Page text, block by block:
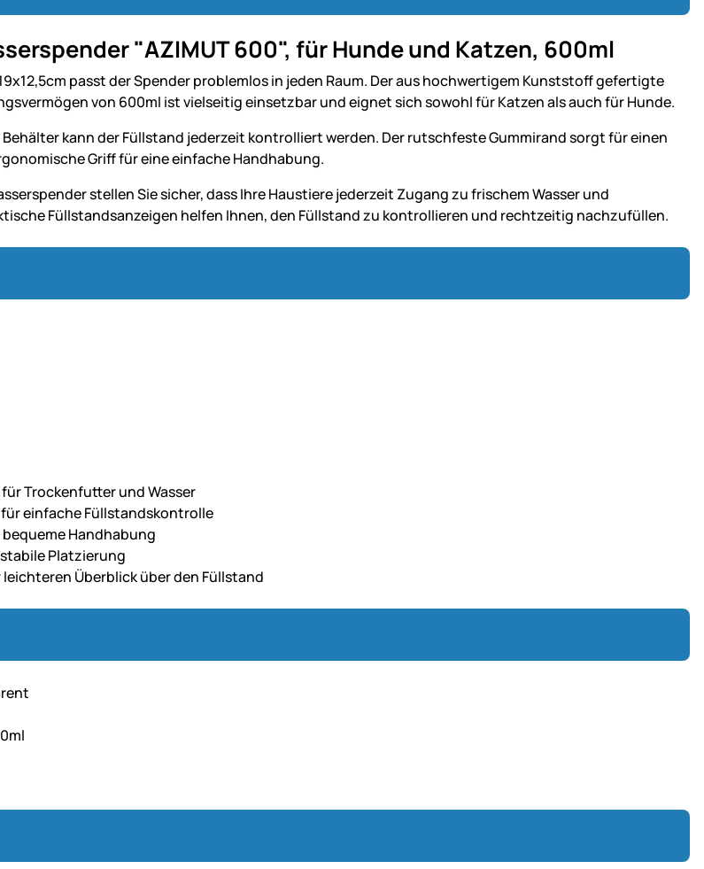
"AZIMUT 600", für Hunde und Katzen, 600ml
passt der Spender problemlos in jeden Raum. Der aus hochwertigem Kunststoff gefertigte
von 600ml ist vielseitig einsetzbar und eignet sich sowohl für Katzen als auch für Hunde.
kann der Füllstand jederzeit kontrolliert werden. Der rutschfeste Gummirand sorgt für einen
Griff für eine einfache Handhabung.
stellen Sie sicher, dass Ihre Haustiere jederzeit Zugang zu frischem Wasser und
Füllstandsanzeigen helfen Ihnen, den Füllstand zu kontrollieren und rechtzeitig nachzufüllen.
Trockenfutter und Wasser
einfache Füllstandskontrolle
Handhabung
Platzierung
Überblick über den Füllstand